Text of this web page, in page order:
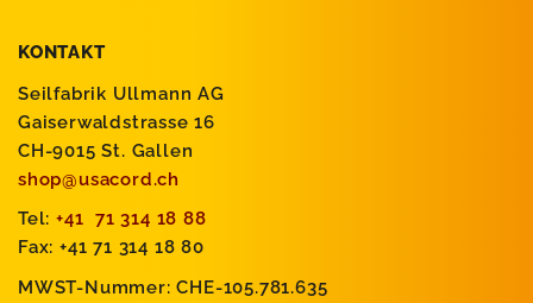
KONTAKT
Seilfabrik Ullmann AG
Gaiserwaldstrasse 16
CH-9015 St. Gallen
shop@usacord.ch
Tel: +41 71 314 18 88
Fax: +41 71 314 18 80
MWST-Nummer: CHE-105.781.635